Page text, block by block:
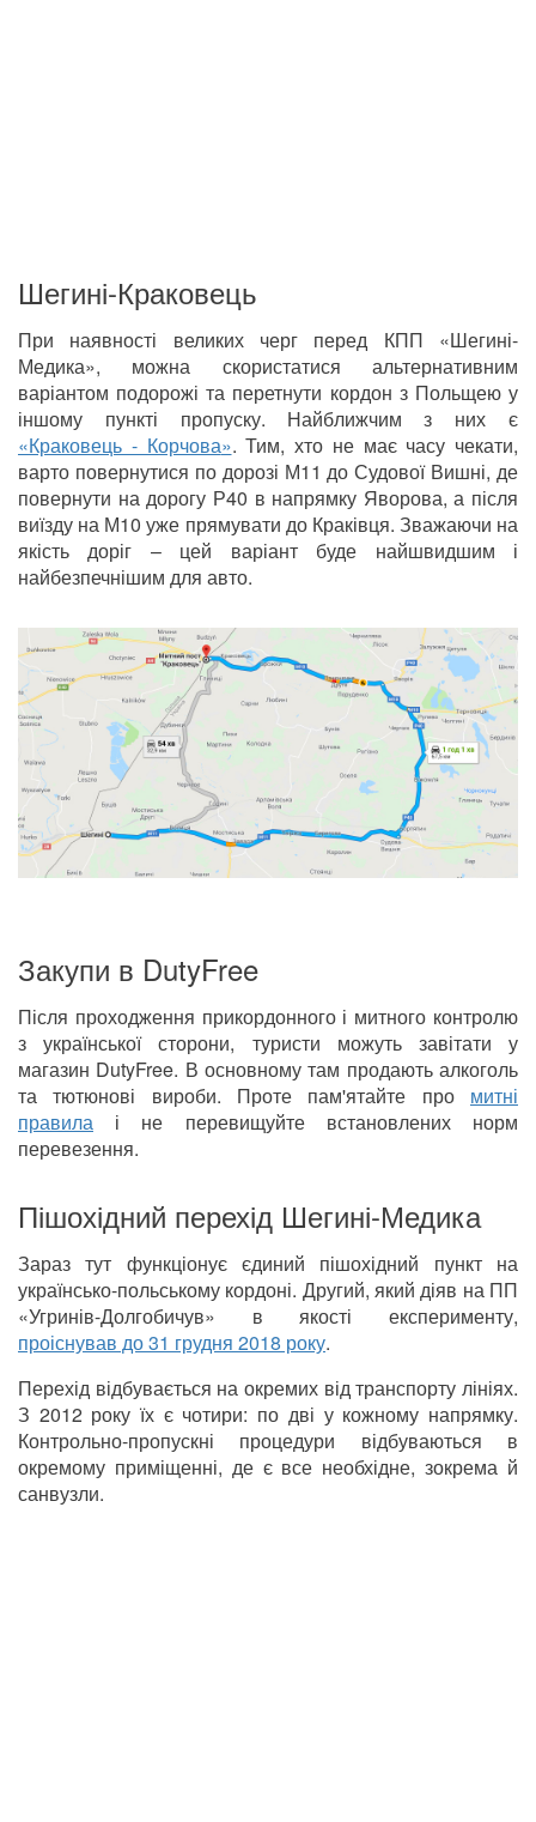
Шегині-Краковець
При наявності великих черг перед КПП «Шегині-
Медика», можна скористатися альтернативним
варіантом подорожі та перетнути кордон з Польщею у
іншому пункті пропуску. Найближчим з них є
«Краковець - Корчова». Тим, хто не має часу чекати,
варто повернутися по дорозі М11 до Судової Вишні, де
повернути на дорогу Р40 в напрямку Яворова, а після
виїзду на М10 уже прямувати до Краківця. Зважаючи на
якість доріг – цей варіант буде найшвидшим і
найбезпечнішим для авто.
Закупи в DutyFree
Після проходження прикордонного і митного контролю
з української сторони, туристи можуть завітати у
магазин DutyFree. В основному там продають алкоголь
та тютюнові вироби. Проте пам'ятайте про митні
правила і не перевищуйте встановлених норм
перевезення.
Пішохідний перехід Шегині-Медика
Зараз тут функціонує єдиний пішохідний пункт на
українсько-польському кордоні. Другий, який діяв на ПП
«Угринів-Долгобичув» в якості експерименту,
проіснував до 31 грудня 2018 року.
Перехід відбувається на окремих від транспорту лініях.
З 2012 року їх є чотири: по дві у кожному напрямку.
Контрольно-пропускні процедури відбуваються в
окремому приміщенні, де є все необхідне, зокрема й
санвузли.